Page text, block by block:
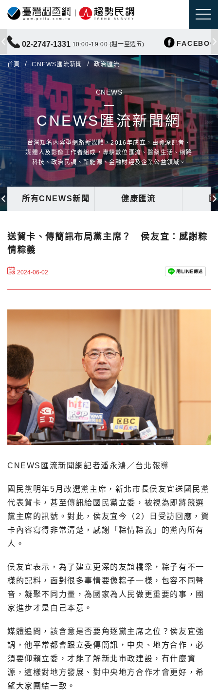
02-2747-1331 10:00-19:00 (週一至週五)
首頁 CNEWS匯流新聞 政治匯流
CNEWS
CNEWS匯流新聞網
台灣知名內容型網路新媒體，2016年成立，由資深記者、
媒體人及影像工作者組成，專精數位匯流、醫藥生活、網路
科技、政治民調、新能源、金融財經及企業公益領域。
所有CNEWS新聞 健康匯流
送賀卡、傳簡訊布局黨主席？ 侯友宜：感謝粽
情粽義
2024-06-02
CNEWS匯流新聞網記者潘永鴻／台北報導
國民黨明年5月改選黨主席，新北市長侯友宜送國民黨
代表賀卡，甚至傳訊給國民黨立委，被視為即將競選
黨主席的訊號。對此，侯友宜今（2）日受訪回應，賀
卡內容寫得非常清楚，感謝「粽情粽義」的黨內所有
人。
侯友宜表示，為了建立更深的友誼橋梁，粽子有不一
樣的配料，面對很多事情要像粽子一樣，包容不同聲
音，凝聚不同力量，為國家為人民做更重要的事，國
家進步才是自己本意。
媒體追問，該含意是否要角逐黨主席之位？侯友宜強
調，他平常都會跟立委傳簡訊，中央、地方合作，必
須要仰賴立委，才能了解新北市政建設，有什麼資
源，這樣對地方發展、對中央地方合作才會更好，希
望大家團結一致。